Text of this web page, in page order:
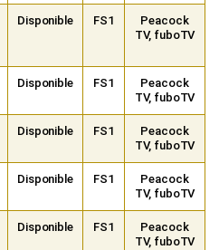
Disponible FS1
Peacock
TV, fuboTV
Disponible FS1
Peacock
TV, fuboTV
Disponible FS1
Peacock
TV, fuboTV
Disponible FS1
Peacock
TV, fuboTV
Disponible FS1
Peacock
TV, fuboTV